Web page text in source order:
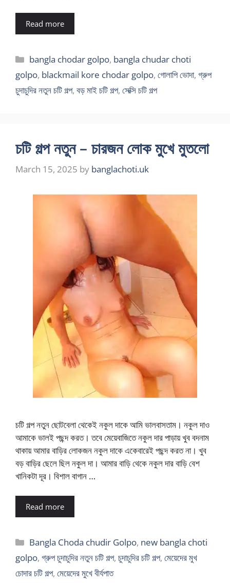
Read more
Categories
bangla chodar golpo, bangla chudar choti
golpo, blackmail kore chodar golpo, গোলাপি ভোদা, গ্রুপ
চুদাচুদির নতুন চটি গল্প, বড় মাই চটি গল্প, সেক্সি চটি গল্প
চটি গল্প নতুন – চারজন লোক মুখে মুতলো
March 15, 2025 by banglachoti.uk
চটি গল্প নতুন ছোটবেলা থেকেই নকুল দাকে আমি ভালবাসতাম। নকুল দাও
আমাকে ভালই পছন্দ করত। তবে মেয়েবাজিতে নকুল দার পাড়ায় খুব বদনাম
থাকায় আমার বাড়ির লোকজন নকুল দাকে একেবারেই পছন্দ করত না। খুব
বড় বাড়ির ছেলে ছিল নকুল দা। আমার বাড়ি থেকে নকুল দার বাড়ি বেশ
খানিকটা দূর। বিশাল বাগান …
Read more
Categories
Bangla Choda chudir Golpo, new bangla choti
golpo, গ্রুপ চুদাচুদির নতুন চটি গল্প, চুদাচুদির চটি গল্প, মেয়েদের মুখ
চোদার চটি গল্প, মেয়েদের মুখে বীর্যপাত